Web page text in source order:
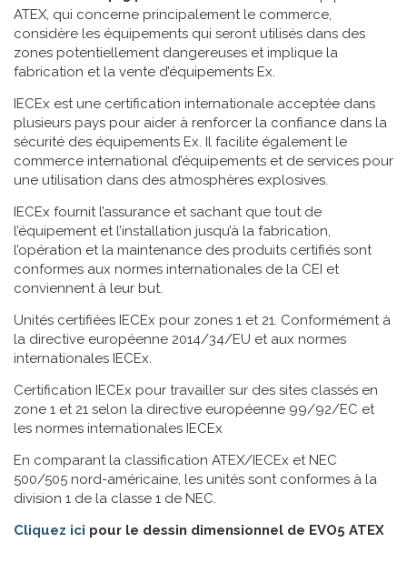
ATEX, qui concerne principalement le commerce,
considère les équipements qui seront utilisés dans des
zones potentiellement dangereuses et implique la
fabrication et la vente d’équipements Ex.
IECEx est une certification internationale acceptée dans
plusieurs pays pour aider à renforcer la confiance dans la
sécurité des équipements Ex. Il facilite également le
commerce international d’équipements et de services pour
une utilisation dans des atmosphères explosives.
IECEx fournit l’assurance et sachant que tout de
l’équipement et l’installation jusqu’à la fabrication,
l’opération et la maintenance des produits certifiés sont
conformes aux normes internationales de la CEI et
conviennent à leur but.
Unités certifiées IECEx pour zones 1 et 21. Conformément à
la directive européenne 2014/34/EU et aux normes
internationales IECEx.
Certification IECEx pour travailler sur des sites classés en
zone 1 et 21 selon la directive européenne 99/92/EC et
les normes internationales IECEx
En comparant la classification ATEX/IECEx et NEC
500/505 nord-américaine, les unités sont conformes à la
division 1 de la classe 1 de NEC.
Cliquez ici pour le dessin dimensionnel de EVO5 ATEX